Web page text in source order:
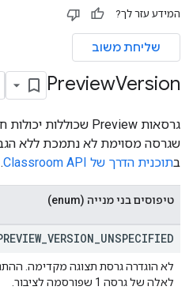
המידע עזר לך?
שליחת משוב
PreviewVersion
שגרסה מסוימת לא נתמכת ללא
בתוכנית הדרך של Classroom API .
טיפוסים בני מנייה (enum)
_ VERSION UNSPECIFIED
לאלה של גרסה 1 שפורסמה לציבור.